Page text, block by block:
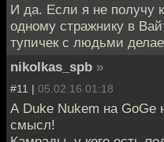
И да. Если я не получу
одному стражнику в
тупичек с людьми
nikolkas_spb »
#11 | 05.02.16 01:18
А Duke Nukem на GoGe
смысл!